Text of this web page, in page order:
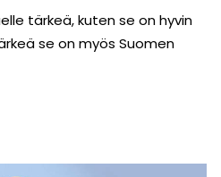
tärkeä, kuten se on hyvin
se on myös Suomen